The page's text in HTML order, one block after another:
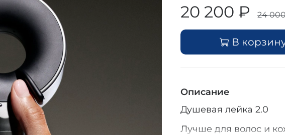
20 200 ₽ 24
В
Описание
Душевая лейка 2.0
Лучше для волос и